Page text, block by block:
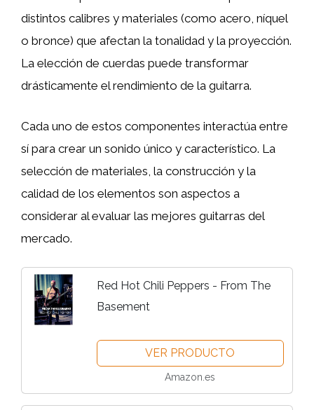
distintos calibres y materiales (como acero, níquel
o bronce) que afectan la tonalidad y la proyección.
La elección de cuerdas puede transformar
drásticamente el rendimiento de la guitarra.
Cada uno de estos componentes interactúa entre
sí para crear un sonido único y característico. La
selección de materiales, la construcción y la
calidad de los elementos son aspectos a
considerar al evaluar las mejores guitarras del
mercado.
Red Hot Chili Peppers - From The
Basement
VER PRODUCTO
Amazon.es